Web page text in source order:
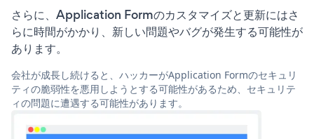
さらに、Application Formのカスタマイズと更新にはさ
らに時間がかかり、新しい問題やバグが発生する可能性が
あります。
会社が成長し続けると、ハッカーがApplication Formのセキュリ
ティの脆弱性を悪用しようとする可能性があるため、セキュリテ
ィの問題に遭遇する可能性があります。